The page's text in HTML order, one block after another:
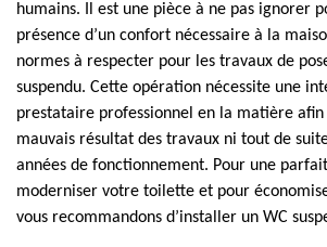
humains. Il est une pièce à ne pas ignorer
présence d’un confort nécessaire à la
normes à respecter pour les travaux de
suspendu. Cette opération nécessite une
prestataire professionnel en la matière
mauvais résultat des travaux ni tout de
années de fonctionnement. Pour une
moderniser votre toilette et pour
vous recommandons d’installer un WC